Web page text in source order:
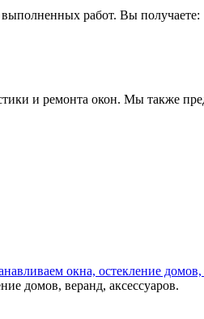
работ. Вы получаете:
и ремонта окон. Мы также
домов, веранд, аксессуаров.